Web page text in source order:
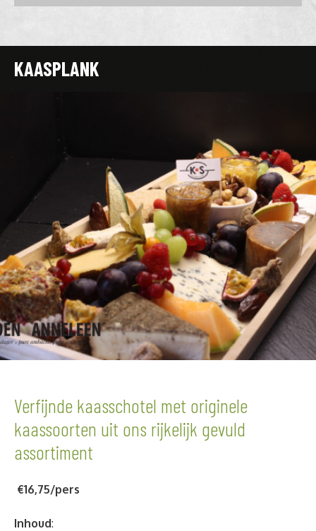
KAASPLANK
Verfijnde kaasschotel met originele
kaassoorten uit ons rijkelijk gevuld
assortiment
€16,75/pers
Inhoud: